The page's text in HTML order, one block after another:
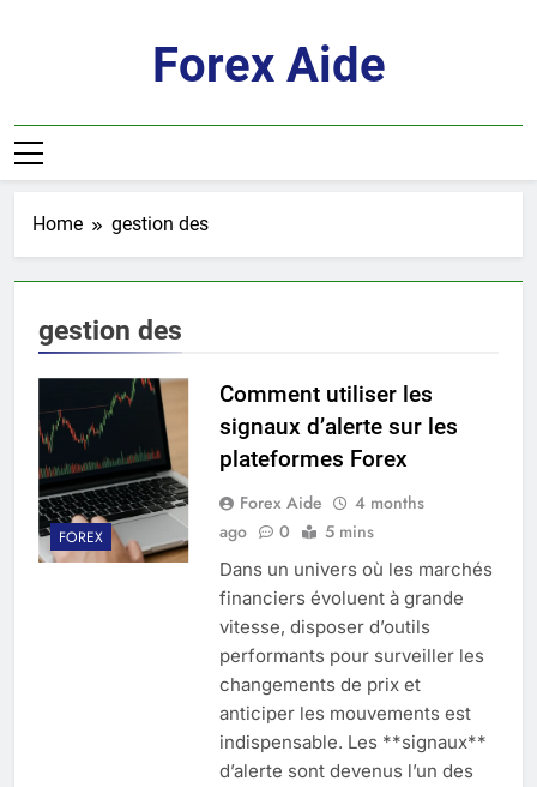
Forex Aide
Home gestion des
gestion des
FOREX
Comment utiliser les
signaux d’alerte sur les
plateformes Forex
Forex Aide
4 months
ago
0 5 mins
Dans un univers où les marchés
financiers évoluent à grande
vitesse, disposer d’outils
performants pour surveiller les
changements de prix et
anticiper les mouvements est
indispensable. Les **signaux**
d’alerte sont devenus l’un des